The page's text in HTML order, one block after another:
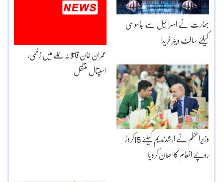
عمران خان قاتلانہ حملے میں زخمی،
اسپتال منتقل
بھارت نے اسرائیل سے جاسوسی
کیلئے سافٹ ویئر خریدا
وزیراعظم نے ارشدندیم کیلئے 15کروڑ
روپے انعام کا اعلان کردیا